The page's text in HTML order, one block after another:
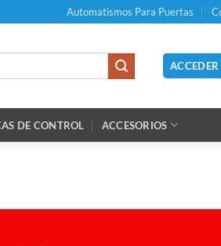
Automatismos Para Puertas
ACCEDER
DE CONTROL ACCESORIOS